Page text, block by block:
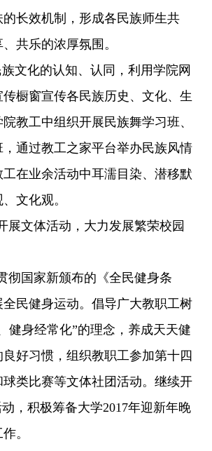
长效机制，形成各民族师生共
共乐的浓厚氛围。
文化的认知、认同，利用学院网
橱窗宣传各民族历史、文化、生
教工中组织开展民族舞学习班、
，通过教工之家平台举办民族风情
在业余活动中耳濡目染、潜移默
文化观。
展文体活动，大力发展繁荣校园
彻国家新颁布的《全民健身条
民健身运动。倡导广大教职工树
健身经常化”的理念，养成天天健
好习惯，组织教职工参加第十四
球类比赛等文体社团活动。继续开
，积极筹备大学2017年迎新年晚
。